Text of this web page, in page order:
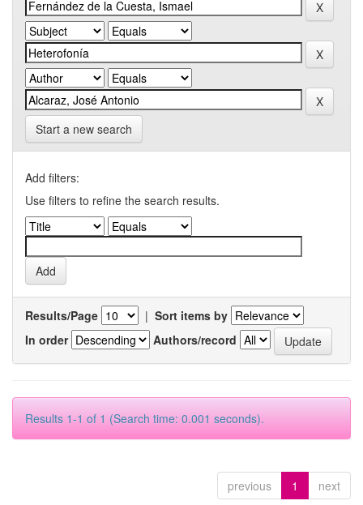
Start a new search
Add filters:
Use filters to refine the search results.
Results/Page | Sort items by
In order
Authors/record
Results 1-1 of 1 (Search time: 0.001 seconds).
previous 1 next